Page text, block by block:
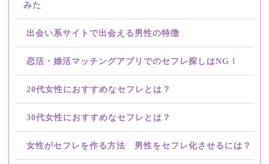
みた
出会い系サイトで出会える男性の特徴
恋活・婚活マッチングアプリでのセフレ探しはNG！
20代女性におすすめなセフレとは？
30代女性におすすめなセフレとは？
女性がセフレを作る方法 男性をセフレ化させるには？